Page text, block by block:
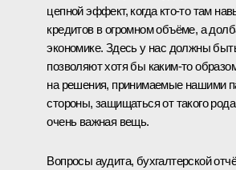
цепной эффект, когда кто‑то там
кредитов в огромном объёме, а
экономике. Здесь у нас должны
позволяют хотя бы каким‑то
на решения, принимаемые нашими
стороны, защищаться от такого
очень важная вещь.
Вопросы аудита, бухгалтерской